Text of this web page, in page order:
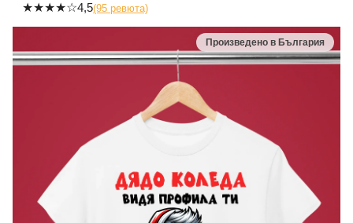
★★★★☆4,5(95 ревюта)